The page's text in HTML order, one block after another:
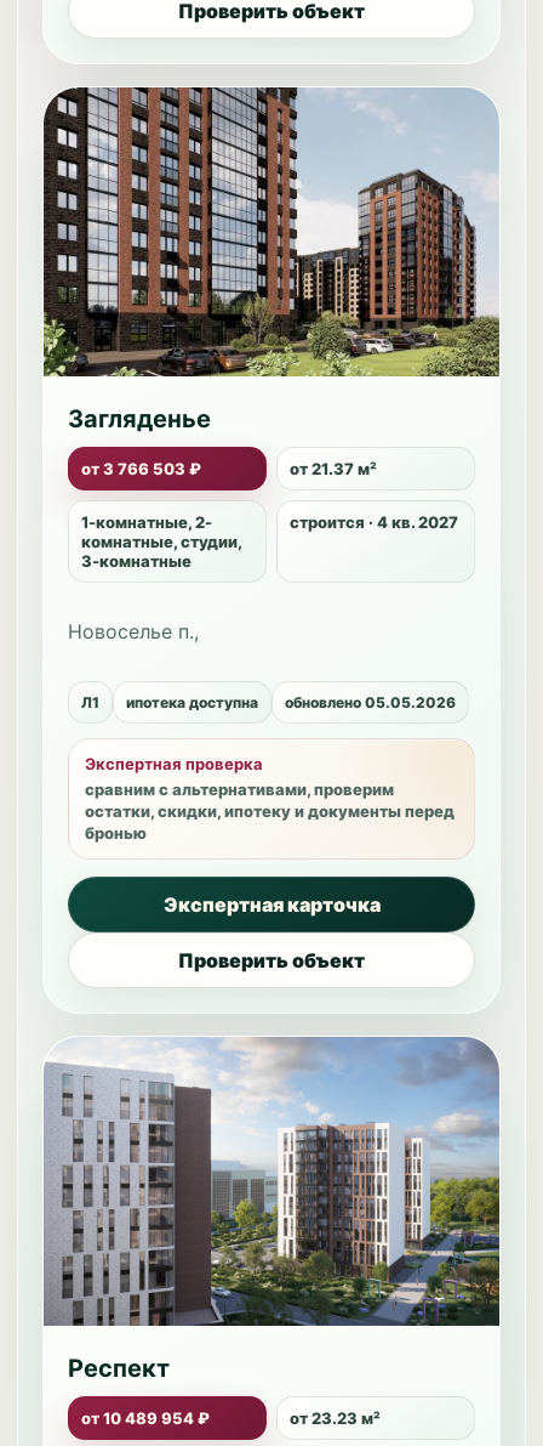
Проверить объект
Загляденье
от 3 766 503 ₽ от 21.37 м²
1-комнатные, 2-
комнатные, студии,
3-комнатные
строится · 4 кв. 2027
Новоселье п.,
Л1 ипотека доступна обновлено 05.05.2026
Экспертная проверка
сравним с альтернативами, проверим
остатки, скидки, ипотеку и документы перед
бронью
Экспертная карточка
Проверить объект
Респект
от 10 489 954 ₽ от 23.23 м²